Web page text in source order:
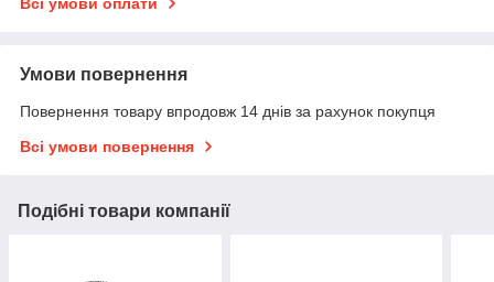
Всі умови оплати
Умови повернення
Повернення товару впродовж 14 днів за рахунок покупця
Всі умови повернення
Подібні товари компанії